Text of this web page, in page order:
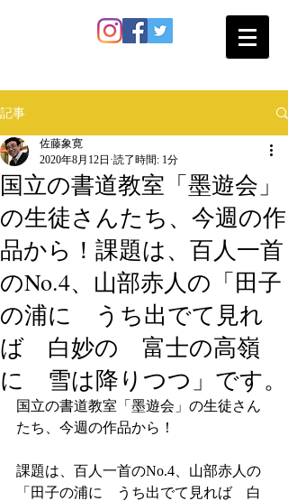
記事
国立の書道教室「墨遊会」
の生徒さんたち、今週の作
品から！課題は、百人一首
のNo.4、山部赤人の「田子
の浦に うち出でて見れ
ば 白妙の 富士の高嶺
に 雪は降りつつ」です。
佐藤象寛
2020年8月12日 読了時間: 1分
国立の書道教室「墨遊会」の生徒さん
たち、今週の作品から！
課題は、百人一首のNo.4、山部赤人の
「田子の浦に　うち出でて見れば　白